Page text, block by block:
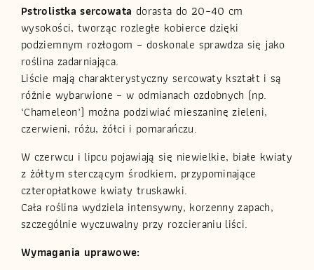
Pstrolistka sercowata dorasta do 20–40 cm
wysokości, tworząc rozległe kobierce dzięki
podziemnym rozłogom – doskonale sprawdza się jako
roślina zadarniająca.
Liście mają charakterystyczny sercowaty kształt i są
różnie wybarwione – w odmianach ozdobnych (np.
‘Chameleon’) można podziwiać mieszaninę zieleni,
czerwieni, różu, żółci i pomarańczu.
W czerwcu i lipcu pojawiają się niewielkie, białe kwiaty
z żółtym sterczącym środkiem, przypominające
czteropłatkowe kwiaty truskawki.
Cała roślina wydziela intensywny, korzenny zapach,
szczególnie wyczuwalny przy rozcieraniu liści.
Wymagania uprawowe: